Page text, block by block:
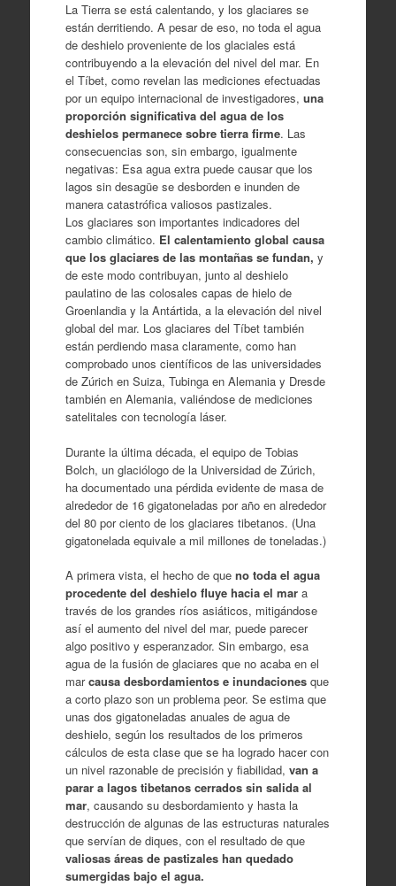
La Tierra se está calentando, y los glaciares se
están derritiendo. A pesar de eso, no toda el agua
de deshielo proveniente de los glaciales está
contribuyendo a la elevación del nivel del mar. En
el Tíbet, como revelan las mediciones efectuadas
por un equipo internacional de investigadores, una
proporción significativa del agua de los
deshielos permanece sobre tierra firme. Las
consecuencias son, sin embargo, igualmente
negativas: Esa agua extra puede causar que los
lagos sin desagüe se desborden e inunden de
manera catastrófica valiosos pastizales.
Los glaciares son importantes indicadores del
cambio climático. El calentamiento global causa
que los glaciares de las montañas se fundan, y
de este modo contribuyan, junto al deshielo
paulatino de las colosales capas de hielo de
Groenlandia y la Antártida, a la elevación del nivel
global del mar. Los glaciares del Tíbet también
están perdiendo masa claramente, como han
comprobado unos científicos de las universidades
de Zúrich en Suiza, Tubinga en Alemania y Dresde
también en Alemania, valiéndose de mediciones
satelitales con tecnología láser.
Durante la última década, el equipo de Tobias
Bolch, un glaciólogo de la Universidad de Zúrich,
ha documentado una pérdida evidente de masa de
alrededor de 16 gigatoneladas por año en alrededor
del 80 por ciento de los glaciares tibetanos. (Una
gigatonelada equivale a mil millones de toneladas.)
A primera vista, el hecho de que no toda el agua
procedente del deshielo fluye hacia el mara
través de los grandes ríos asiáticos, mitigándose
así el aumento del nivel del mar, puede parecer
algo positivo y esperanzador. Sin embargo, esa
agua de la fusión de glaciares que no acaba en el
marcausa desbordamientos e inundacionesque
a corto plazo son un problema peor. Se estima que
unas dos gigatoneladas anuales de agua de
deshielo, según los resultados de los primeros
cálculos de esta clase que se ha logrado hacer con
un nivel razonable de precisión y fiabilidad, van a
parar a lagos tibetanos cerrados sin salida al
mar, causando su desbordamiento y hasta la
destrucción de algunas de las estructuras naturales
que servían de diques, con el resultado de que
valiosas áreas de pastizales han quedado
sumergidas bajo el agua.